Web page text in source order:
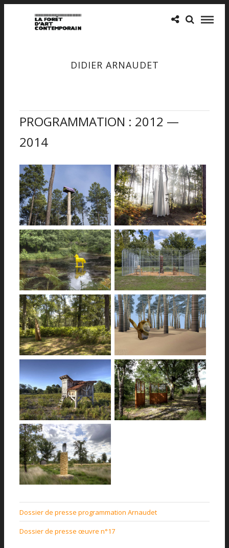
DIDIER ARNAUDET
PROGRAMMATION : 2012 —
2014
Dossier de presse programmation Arnaudet
Dossier de presse œuvre n°17